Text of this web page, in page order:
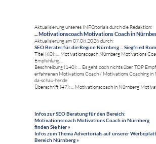
Aktualisierung unseres INFOtorials durch die Redaktion:
... Motivationscoach Motivations Coach in
Aktualisierung am 07.08.2026 durch:
SEO Berater für die Region Nürnberg ... Siegfried
Titel (60): ... Motivationscoach Nürnberg Motivations
Empfehlung ...
Beschreibung (140): ... Es geht doch nichts über TOP
erfahrenen Motivations Coach / Motivations Coaching in
da-schau-her.de
Überschrift (47): ... Motivationscoach in Nürnberg
Infos zur SEO Beratung für den Bereich:
Motivationscoach Motivations Coach in Nürnberg
finden Sie hier »
Infos zum Thema Advertorials auf unserer
Bereich Nürnberg »